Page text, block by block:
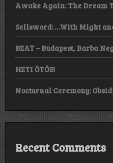
Awake Again: The Dream
Sellsword: …With Might
BEAT – Budapest, Barba
HETI ÖTÖS!
Nocturnal Ceremony:
Recent Comments